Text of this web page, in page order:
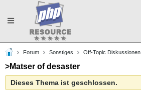
Toggle
navigation
Forum Sonstiges Off-Topic Diskussionen
>Matser of desaster
Dieses Thema ist geschlossen.